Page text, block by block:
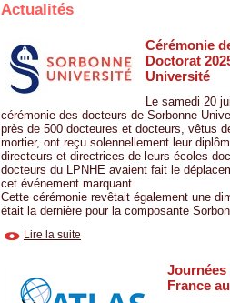
Actualités
Cérémonie
Doctorat
Université
Le samedi 20
cérémonie des docteurs de Sorbonne
près de 500 docteures et docteurs, vêtus
mortier, ont reçu solennellement leur
directeurs et directrices de leurs écoles
docteurs du LPNHE avaient fait le
cet événement marquant.
Cette cérémonie revêtait également une
était la dernière pour la composante
Lire la suite
Journées
France